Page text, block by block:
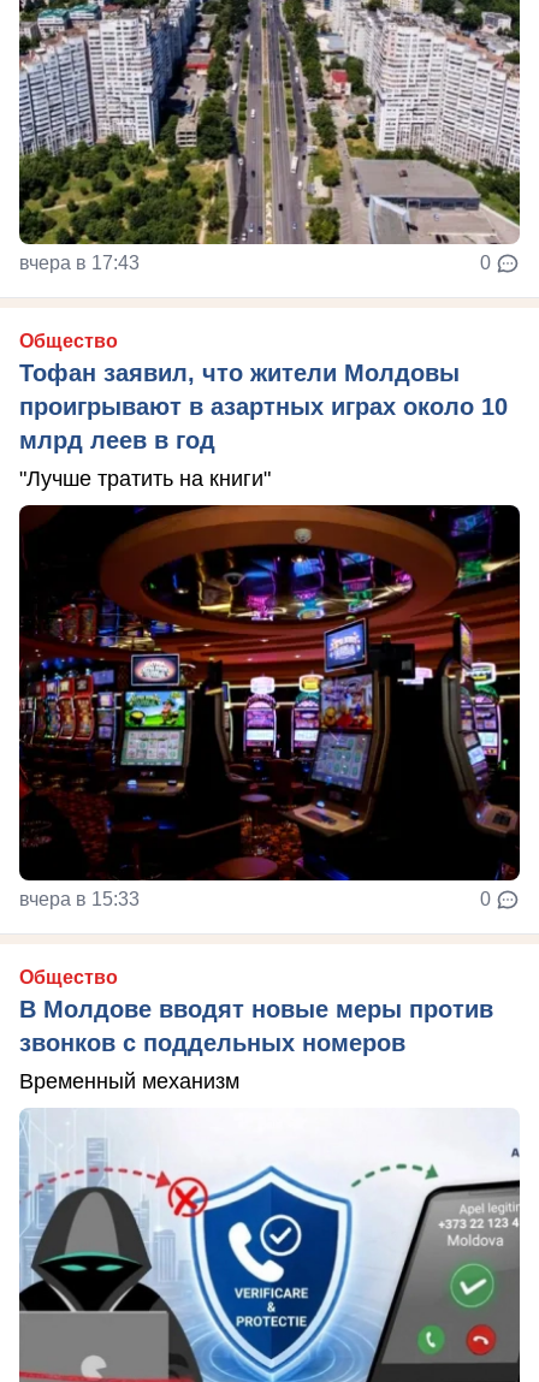
вчера в 17:43 0
Общество
Тофан заявил, что жители Молдовы
проигрывают в азартных играх около 10
млрд леев в год
"Лучше тратить на книги"
вчера в 15:33 0
Общество
В Молдове вводят новые меры против
звонков с поддельных номеров
Временный механизм